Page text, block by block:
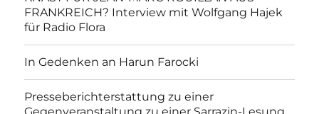
FRANKREICH? Interview mit Wolfgang Hajek
für Radio Flora
In Gedenken an Harun Farocki
Presseberichterstattung zu einer